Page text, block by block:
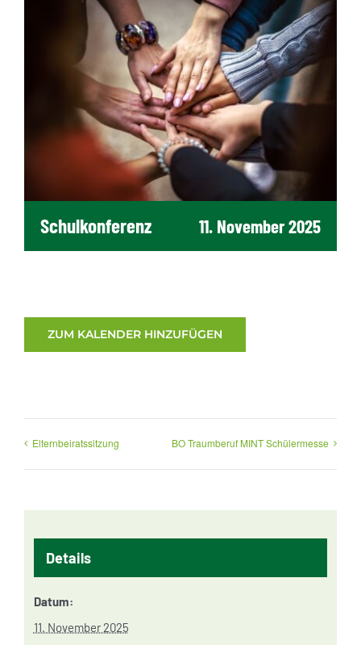
Schulkonferenz 11. November 2025
ZUM KALENDER HINZUFÜGEN
Elternbeiratssitzung BO Traumberuf MINT Schülermesse
Details
Datum:
11. November 2025